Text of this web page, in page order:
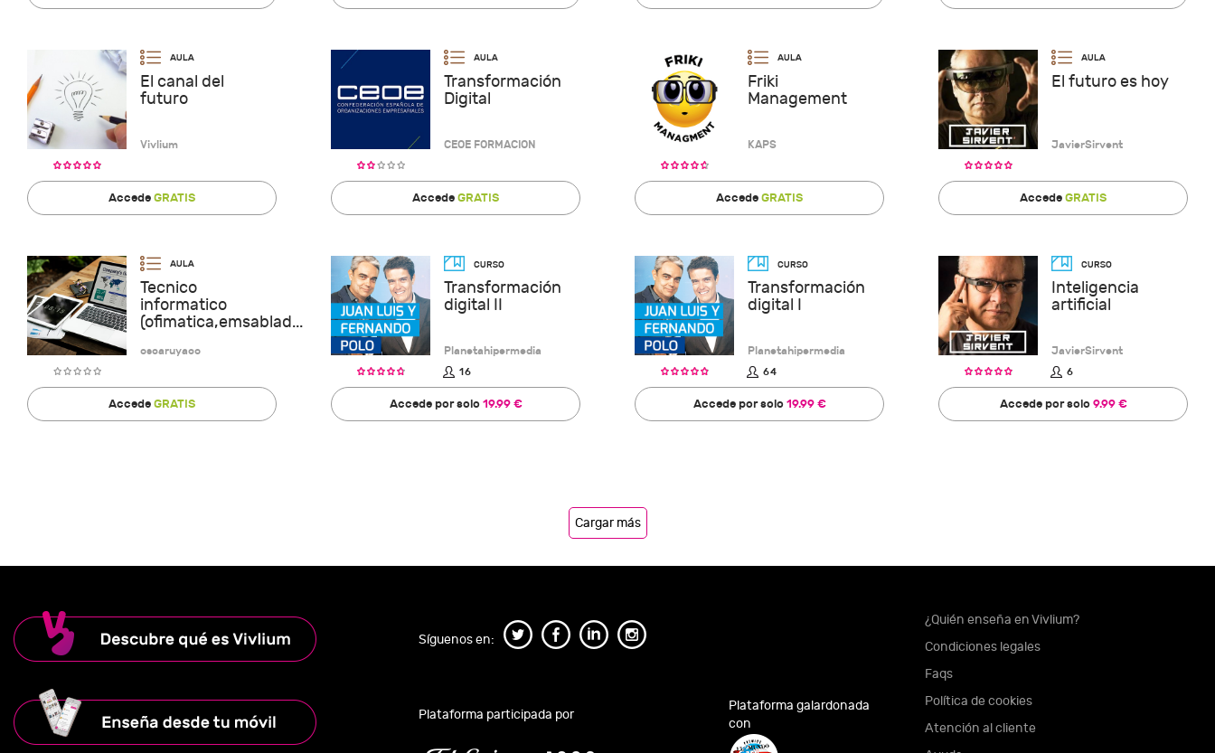
El canal del
futuro
Vivlium
AccedeGRATIS
Transformación
Digital
CEOE FORMACION
AccedeGRATIS
Friki
Management
KAPS
AccedeGRATIS
El futuro es hoy
JavierSirvent
AccedeGRATIS
Tecnico
informatico
(ofimatica,emsablad...
oscaruyaco
AccedeGRATIS
Transformación
digital II
Planetahipermedia
16
Accede por solo19.99 €
Transformación
digital I
Planetahipermedia
64
Accede por solo19.99 €
Inteligencia
artificial
JavierSirvent
6
Accede por solo9.99 €
Cargar más
Síguenos en:
Plataforma participada por
Plataforma galardonada
con
¿Quién enseña en Vivlium?
Condiciones legales
Faqs
Política de cookies
Atención al cliente